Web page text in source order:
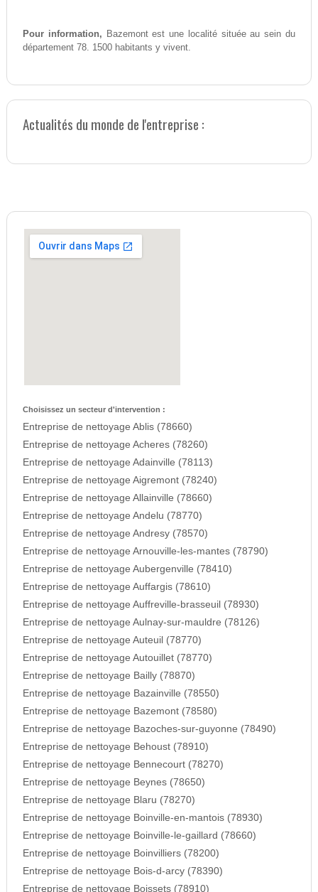
Pour information, Bazemont est une localité située au sein du
département 78. 1500 habitants y vivent.
Actualités du monde de l'entreprise :
Choisissez un secteur d'intervention :
Entreprise de nettoyage Ablis (78660)
Entreprise de nettoyage Acheres (78260)
Entreprise de nettoyage Adainville (78113)
Entreprise de nettoyage Aigremont (78240)
Entreprise de nettoyage Allainville (78660)
Entreprise de nettoyage Andelu (78770)
Entreprise de nettoyage Andresy (78570)
Entreprise de nettoyage Arnouville-les-mantes (78790)
Entreprise de nettoyage Aubergenville (78410)
Entreprise de nettoyage Auffargis (78610)
Entreprise de nettoyage Auffreville-brasseuil (78930)
Entreprise de nettoyage Aulnay-sur-mauldre (78126)
Entreprise de nettoyage Auteuil (78770)
Entreprise de nettoyage Autouillet (78770)
Entreprise de nettoyage Bailly (78870)
Entreprise de nettoyage Bazainville (78550)
Entreprise de nettoyage Bazemont (78580)
Entreprise de nettoyage Bazoches-sur-guyonne (78490)
Entreprise de nettoyage Behoust (78910)
Entreprise de nettoyage Bennecourt (78270)
Entreprise de nettoyage Beynes (78650)
Entreprise de nettoyage Blaru (78270)
Entreprise de nettoyage Boinville-en-mantois (78930)
Entreprise de nettoyage Boinville-le-gaillard (78660)
Entreprise de nettoyage Boinvilliers (78200)
Entreprise de nettoyage Bois-d-arcy (78390)
Entreprise de nettoyage Boissets (78910)